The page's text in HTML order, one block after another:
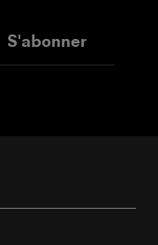
S'abonner